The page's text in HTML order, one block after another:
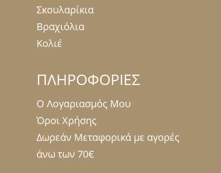
Σκουλαρίκια
Βραχιόλια
Κολιέ
ΠΛΗΡΟΦΟΡΙΕΣ
Ο Λογαριασμός Μου
Όροι Χρήσης
Δωρεάν Μεταφορικά με αγορές
άνω των 70€